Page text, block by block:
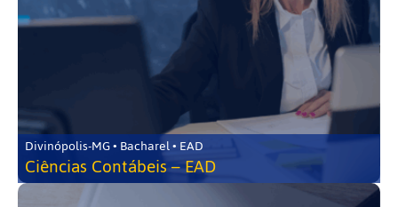
Divinópolis-MG • Bacharel • EAD
Ciências Contábeis – EAD